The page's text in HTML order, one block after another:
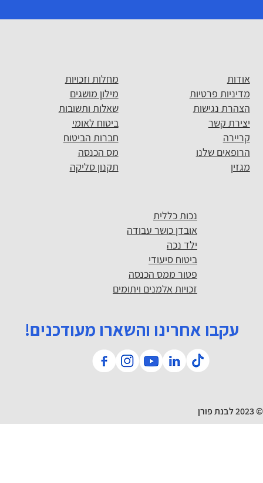
אודות
מדיניות פרטיות
הצהרת נגישות
יצירת קשר
קריירה
הרופאים שלנו
מגזין
מחלות וזכויות
מילון מושגים
שאלות ותשובות
ביטוח לאומי
חברות הביטוח
מס הכנסה
תקנון סליקה
נכות כללית
אובדן כושר עבודה
ילד נכה
ביטוח סיעודי
פטור ממס הכנסה
זכויות אלמנים ויתומים
עקבו אחרינו והשארו מעודכנים!
© 2023 לבנת פורן